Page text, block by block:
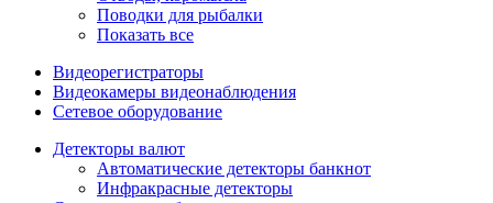
Поводки для рыбалки
Показать все
Видеорегистраторы
Видеокамеры видеонаблюдения
Сетевое оборудование
Детекторы валют
Автоматические детекторы банкнот
Инфракрасные детекторы